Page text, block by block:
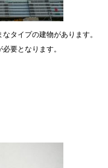
タイプの建物があります。
要となります。